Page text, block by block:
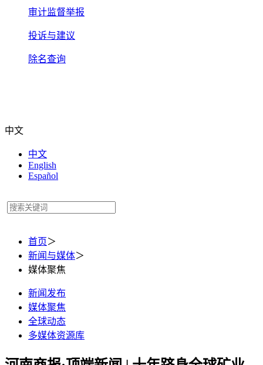
审计监督举报
投诉与建议
除名查询
中文
中文
English
Español
首页＞
新闻与媒体＞
媒体聚焦
新闻发布
媒体聚焦
全球动态
多媒体资源库